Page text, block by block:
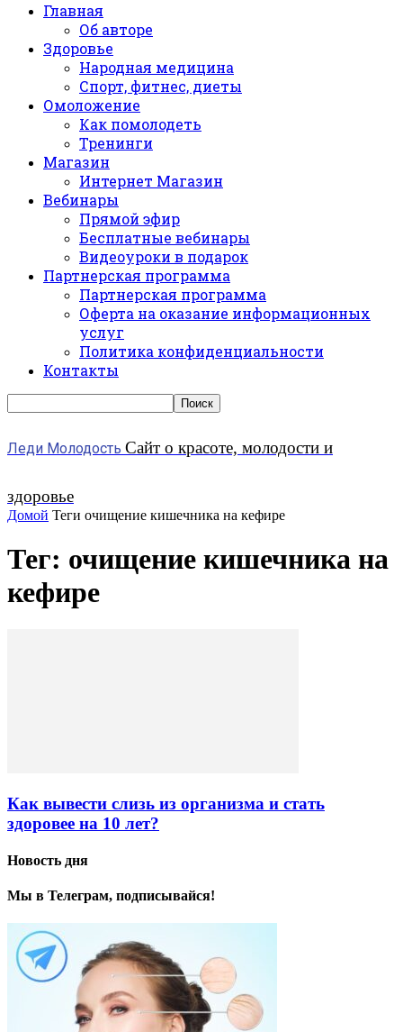
Главная
Об авторе
Здоровье
Народная медицина
Спорт, фитнес, диеты
Омоложение
Как помолодеть
Тренинги
Магазин
Интернет Магазин
Вебинары
Прямой эфир
Бесплатные вебинары
Видеоуроки в подарок
Партнерская программа
Партнерская программа
Оферта на оказание информационных
услуг
Политика конфиденциальности
Контакты
Леди Молодость Сайт о красоте, молодости и
здоровье
Домой Теги очищение кишечника на кефире
Тег: очищение кишечника на
кефире
Как вывести слизь из организма и стать
здоровее на 10 лет?
Новость дня
Мы в Телеграм, подписывайся!